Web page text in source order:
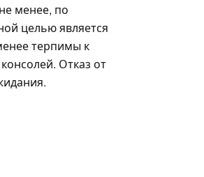
менее, по
целью является
терпимы к
Отказ от